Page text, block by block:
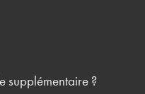
supplémentaire ?